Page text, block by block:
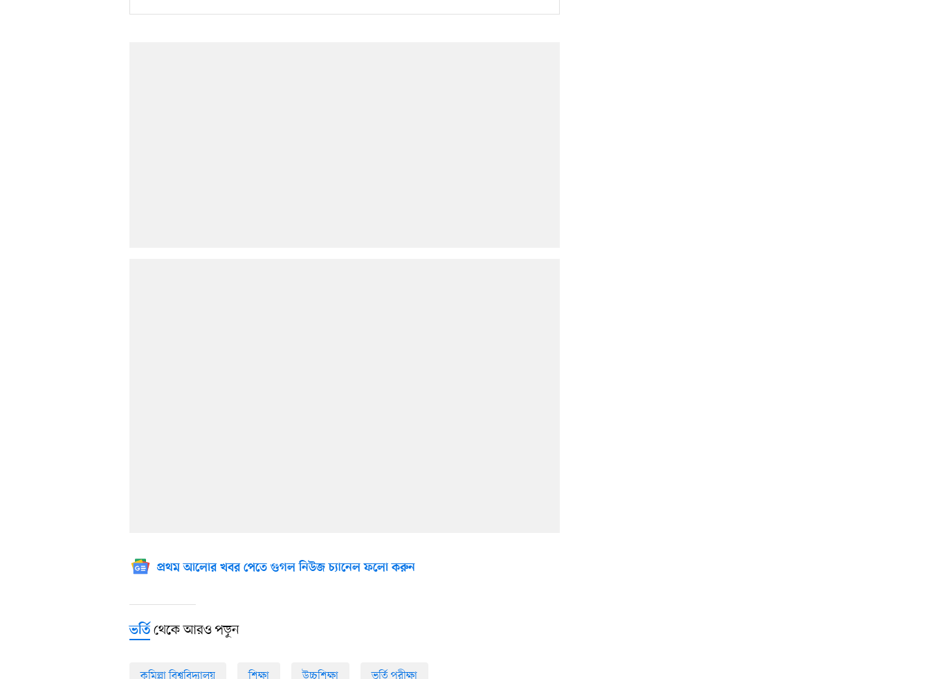
প্রথম আলোর খবর পেতে গুগল নিউজ চ্যানেল ফলো করুন
ভর্তি থেকে আরও পড়ুন